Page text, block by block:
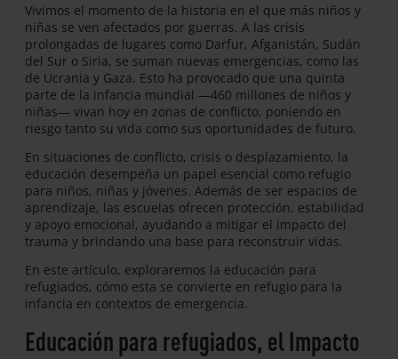
Vivimos el momento de la historia en el que más niños y
niñas se ven afectados por guerras. A las crisis
prolongadas de lugares como Darfur, Afganistán, Sudán
del Sur o Siria, se suman nuevas emergencias, como las
de Ucrania y Gaza. Esto ha provocado que una quinta
parte de la infancia mundial —460 millones de niños y
niñas— vivan hoy en zonas de conflicto, poniendo en
riesgo tanto su vida como sus oportunidades de futuro.
En situaciones de conflicto, crisis o desplazamiento, la
educación desempeña un papel esencial como refugio
para niños, niñas y jóvenes. Además de ser espacios de
aprendizaje, las escuelas ofrecen protección, estabilidad
y apoyo emocional, ayudando a mitigar el impacto del
trauma y brindando una base para reconstruir vidas.
En este artículo, exploraremos la educación para
refugiados, cómo esta se convierte en refugio para la
infancia en contextos de emergencia.
Educación para refugiados, el Impacto